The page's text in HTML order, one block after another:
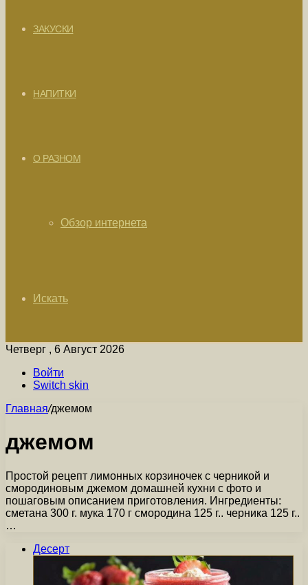
ЗАКУСКИ
НАПИТКИ
О РАЗНОМ
Обзор интернета
Искать
Четверг , 6 Август 2026
Войти
Switch skin
Главная/джемом
джемом
Простой рецепт лимонных корзиночек с черникой и
смородиновым джемом домашней кухни с фото и
пошаговым описанием приготовления. Ингредиенты:
сметана 300 г. мука 170 г смородина 125 г.. черника 125 г..
…
Десерт